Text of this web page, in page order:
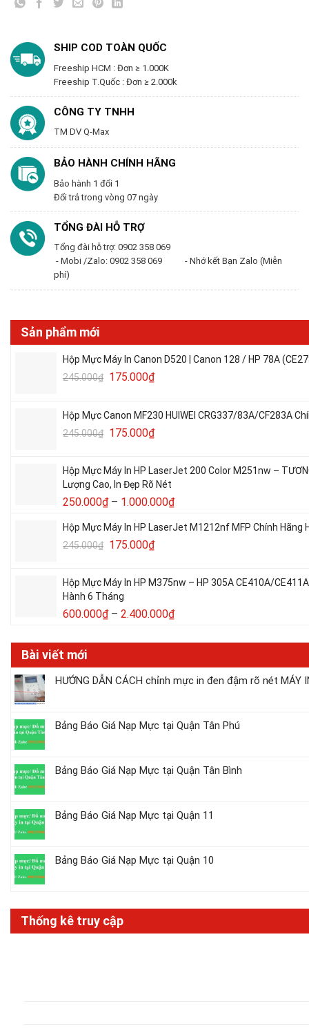
SHIP COD TOÀN QUỐC
Freeship HCM : Đơn ≥ 1.000K
Freeship T.Quốc : Đơn ≥ 2.000k
CÔNG TY TNHH
TM DV Q-Max
BẢO HÀNH CHÍNH HÃNG
Bảo hành 1 đổi 1
Đổi trả trong vòng 07 ngày
TỔNG ĐÀI HỖ TRỢ
Tổng đài hỗ trợ: 0902 358 069
- Mobi /Zalo: 0902 358 069 - Nhớ kết Bạn Zalo (Miễn
phí)
Sản phẩm mới
Hộp Mực Máy In Canon D520 | Canon 128 / HP 78A
245.000₫ 175.000₫
Hộp Mực Canon MF230 HUIWEI CRG337/83A/CF283A
245.000₫ 175.000₫
Hộp Mực Máy In HP LaserJet 200 Color M251nw –
Lượng Cao, In Đẹp Rõ Nét
250.000₫ – 1.000.000₫
Hộp Mực Máy In HP LaserJet M1212nf MFP Chính
245.000₫ 175.000₫
Hộp Mực Máy In HP M375nw – HP 305A CE410A/
Hành 6 Tháng
600.000₫ – 2.400.000₫
Bài viết mới
HƯỚNG DẪN CÁCH chỉnh mực in đen đậm rõ nét MÁY
Bảng Báo Giá Nạp Mực tại Quận Tân Phú
Bảng Báo Giá Nạp Mực tại Quận Tân Bình
Bảng Báo Giá Nạp Mực tại Quận 11
Bảng Báo Giá Nạp Mực tại Quận 10
Thống kê truy cập